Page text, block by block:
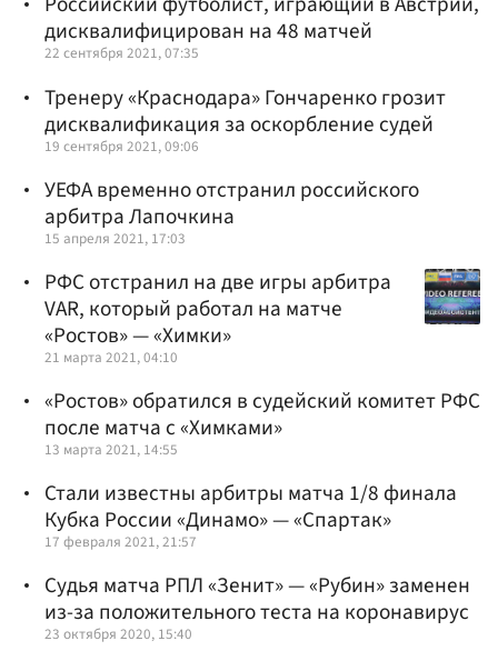
дисквалифицирован на 48 матчей
22 сентября 2021, 07:35
Тренеру «Краснодара» Гончаренко грозит
дисквалификация за оскорбление судей
19 сентября 2021, 09:06
УЕФА временно отстранил российского
арбитра Лапочкина
15 апреля 2021, 17:03
РФС отстранил на две игры арбитра
VAR, который работал на матче
«Ростов» — «Химки»
21 марта 2021, 04:10
«Ростов» обратился в судейский комитет РФС
после матча с «Химками»
13 марта 2021, 14:55
Стали известны арбитры матча 1/8 финала
Кубка России «Динамо» — «Спартак»
17 февраля 2021, 21:57
Судья матча РПЛ «Зенит» — «Рубин» заменен
из-за положительного теста на коронавирус
23 октября 2020, 15:40